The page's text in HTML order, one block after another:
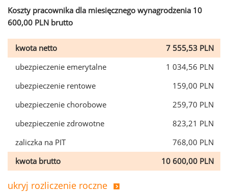
Koszty pracownika dla miesięcznego wynagrodzenia 10
600,00 PLN brutto
kwota netto
7 555,53 PLN
ubezpieczenie emerytalne
1 034,56 PLN
ubezpieczenie rentowe
159,00 PLN
ubezpieczenie chorobowe
259,70 PLN
ubezpieczenie zdrowotne
823,21 PLN
zaliczka na PIT
768,00 PLN
kwota brutto
10 600,00 PLN
ukryj rozliczenie roczne